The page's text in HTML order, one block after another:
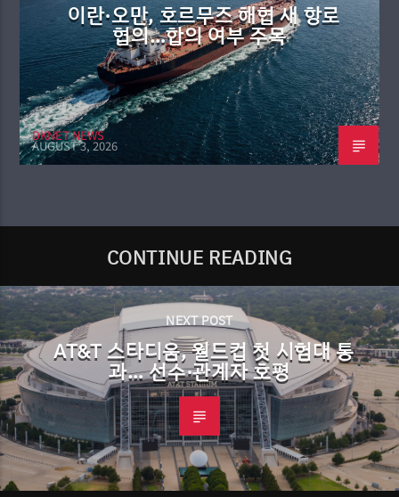
이란·오만, 호르무즈 해협 새 항로
협의…합의 여부 주목
DKNET NEWS
AUGUST 3, 2026
CONTINUE READING
NEXT POST
AT&T 스타디움, 월드컵 첫 시험대 통
과… 선수·관계자 호평